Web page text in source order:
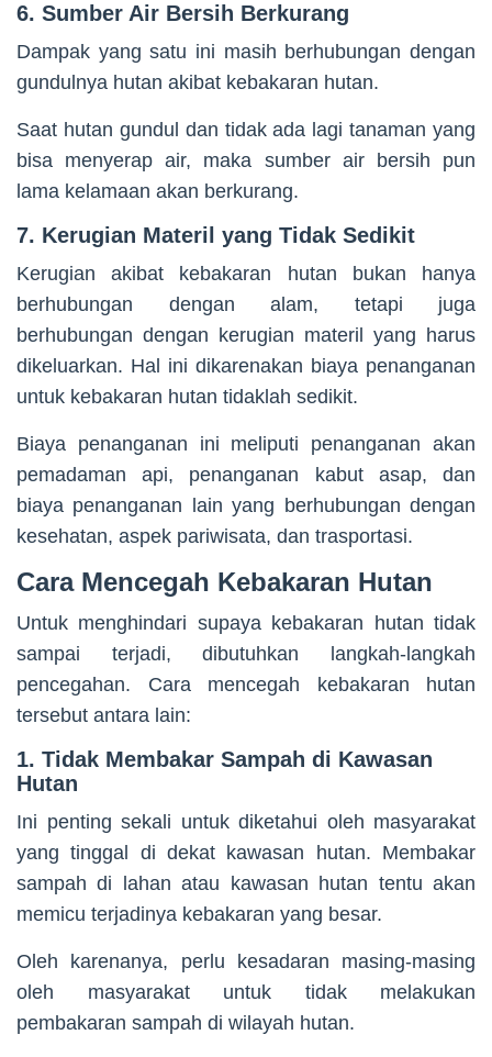
6. Sumber Air Bersih Berkurang
Dampak yang satu ini masih berhubungan dengan
gundulnya hutan akibat kebakaran hutan.
Saat hutan gundul dan tidak ada lagi tanaman yang
bisa menyerap air, maka sumber air bersih pun
lama kelamaan akan berkurang.
7. Kerugian Materil yang Tidak Sedikit
Kerugian akibat kebakaran hutan bukan hanya
berhubungan dengan alam, tetapi juga
berhubungan dengan kerugian materil yang harus
dikeluarkan. Hal ini dikarenakan biaya penanganan
untuk kebakaran hutan tidaklah sedikit.
Biaya penanganan ini meliputi penanganan akan
pemadaman api, penanganan kabut asap, dan
biaya penanganan lain yang berhubungan dengan
kesehatan, aspek pariwisata, dan trasportasi.
Cara Mencegah Kebakaran Hutan
Untuk menghindari supaya kebakaran hutan tidak
sampai terjadi, dibutuhkan langkah-langkah
pencegahan. Cara mencegah kebakaran hutan
tersebut antara lain:
1. Tidak Membakar Sampah di Kawasan
Hutan
Ini penting sekali untuk diketahui oleh masyarakat
yang tinggal di dekat kawasan hutan. Membakar
sampah di lahan atau kawasan hutan tentu akan
memicu terjadinya kebakaran yang besar.
Oleh karenanya, perlu kesadaran masing-masing
oleh masyarakat untuk tidak melakukan
pembakaran sampah di wilayah hutan.